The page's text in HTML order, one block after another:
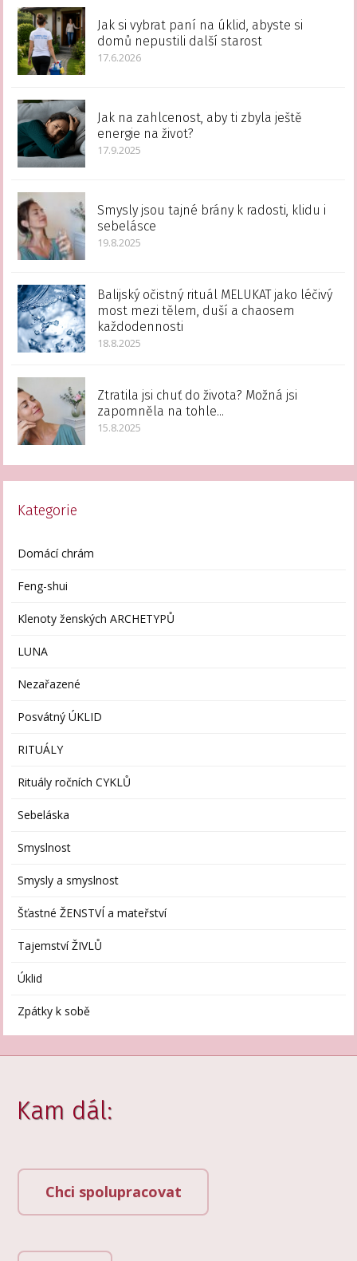
Jak si vybrat paní na úklid, abyste si
domů nepustili další starost
17.6.2026
Jak na zahlcenost, aby ti zbyla ještě
energie na život?
17.9.2025
Smysly jsou tajné brány k radosti, klidu i
sebelásce
19.8.2025
Balijský očistný rituál MELUKAT jako léčivý
most mezi tělem, duší a chaosem
každodennosti
18.8.2025
Ztratila jsi chuť do života? Možná jsi
zapomněla na tohle...
15.8.2025
Kategorie
Domácí chrám
Feng-shui
Klenoty ženských ARCHETYPŮ
LUNA
Nezařazené
Posvátný ÚKLID
RITUÁLY
Rituály ročních CYKLŮ
Sebeláska
Smyslnost
Smysly a smyslnost
Šťastné ŽENSTVÍ a mateřství
Tajemství ŽIVLŮ
Úklid
Zpátky k sobě
Kam dál:
Chci spolupracovat